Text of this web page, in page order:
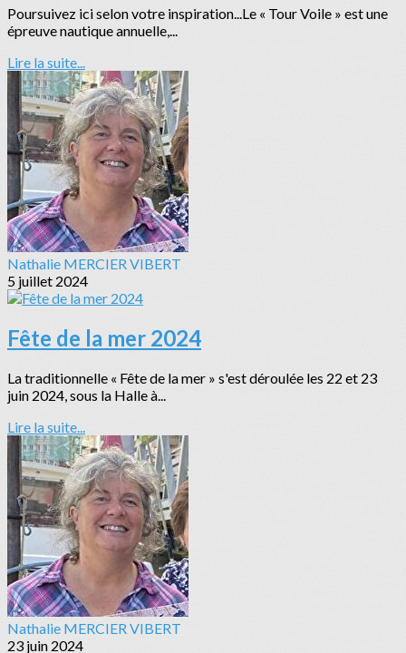
Poursuivez ici selon votre inspiration...Le « Tour Voile » est une
épreuve nautique annuelle,...
Lire la suite...
Nathalie MERCIER VIBERT
5 juillet 2024
Fête de la mer 2024
La traditionnelle « Fête de la mer » s'est déroulée les 22 et 23
juin 2024, sous la Halle à...
Lire la suite...
Nathalie MERCIER VIBERT
23 juin 2024